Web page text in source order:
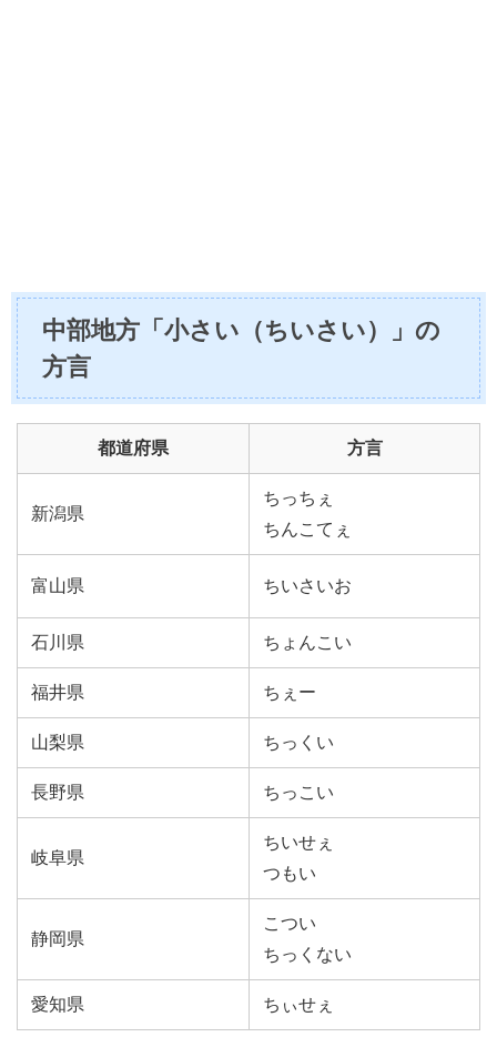
中部地方「小さい（ちいさい）」の
方言
都道府県 方言
新潟県
ちっちぇ
ちんこてぇ
富山県 ちいさいお
石川県 ちょんこい
福井県 ちぇー
山梨県 ちっくい
長野県 ちっこい
岐阜県
ちいせぇ
つもい
静岡県
こつい
ちっくない
愛知県 ちぃせぇ